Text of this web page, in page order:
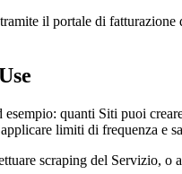
il portale di
quanti Siti puoi
limiti di frequenza e
scraping del Servizio,